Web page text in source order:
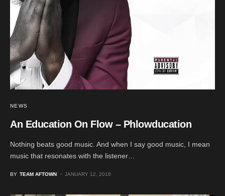
NEWS
An Education On Flow – Phlowducation
Nothing beats good music. And when I say good music, I mean
music that resonates with the listener…
BY TEAM AFTOWN JANUARY 12, 2018